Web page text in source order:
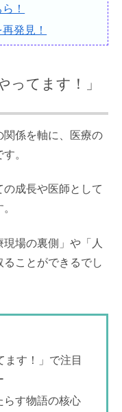
！
発見！
ってます！」
関係を軸に、医療の
。
成長や医師として
場の裏側」や「人
ことができるでし
ます！」で注目
らす物語の核心